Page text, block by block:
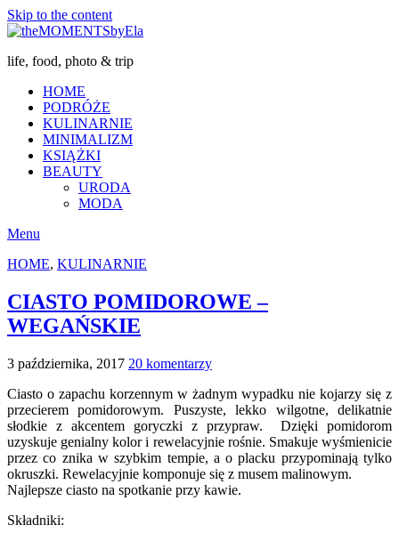
Skip to the content
life, food, photo & trip
HOME
PODRÓŻE
KULINARNIE
MINIMALIZM
KSIĄŻKI
BEAUTY
URODA
MODA
Menu
HOME, KULINARNIE
CIASTO POMIDOROWE –
WEGAŃSKIE
3 października, 2017 20 komentarzy
Ciasto o zapachu korzennym w żadnym wypadku nie kojarzy się z
przecierem pomidorowym. Puszyste, lekko wilgotne, delikatnie
słodkie z akcentem goryczki z przypraw. Dzięki pomidorom
uzyskuje genialny kolor i rewelacyjnie rośnie. Smakuje wyśmienicie
przez co znika w szybkim tempie, a o placku przypominają tylko
okruszki. Rewelacyjnie komponuje się z musem malinowym.
Najlepsze ciasto na spotkanie przy kawie.
Składniki: